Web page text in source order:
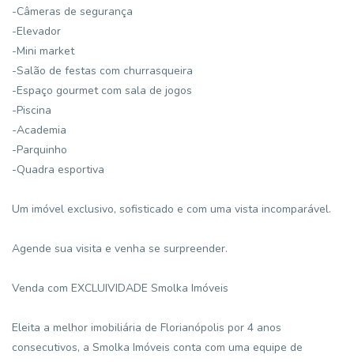
-Câmeras de segurança
-Elevador
-Mini market
-Salão de festas com churrasqueira
-Espaço gourmet com sala de jogos
-Piscina
-Academia
-Parquinho
-Quadra esportiva
Um imóvel exclusivo, sofisticado e com uma vista incomparável.
Agende sua visita e venha se surpreender.
Venda com EXCLUIVIDADE Smolka Imóveis
Eleita a melhor imobiliária de Florianópolis por 4 anos
consecutivos, a Smolka Imóveis conta com uma equipe de